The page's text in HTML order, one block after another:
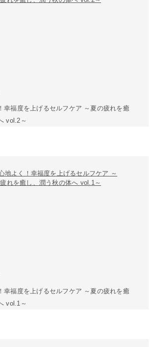
幸福度を上げるセルフケア ～夏の疲れを癒
vol.2～
幸福度を上げるセルフケア ～夏の疲れを癒
vol.1～